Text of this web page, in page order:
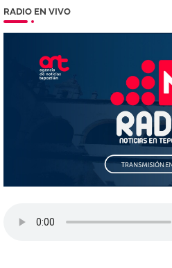
RADIO EN VIVO